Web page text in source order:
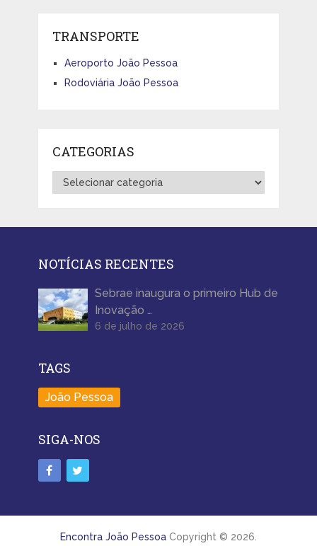
TRANSPORTE
Aeroporto João Pessoa
Rodoviária João Pessoa
CATEGORIAS
Categorias
NOTÍCIAS RECENTES
Sebrae inaugura o primeiro Hub de
Inovação …
6 de julho de 2026
TAGS
João Pessoa
SIGA-NOS
Encontra João PessoaCopyright © 2026.